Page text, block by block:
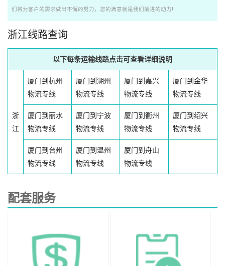
们将为客户的需求做出不懈的努力，您的满意就是我们前进的动力!
浙江线路查询
以下每条运输线路点击可查看详细说明
浙
江
厦门到杭州
物流专线
厦门到湖州
物流专线
厦门到嘉兴
物流专线
厦门到金华
物流专线
厦门到丽水
物流专线
厦门到宁波
物流专线
厦门到衢州
物流专线
厦门到绍兴
物流专线
厦门到台州
物流专线
厦门到温州
物流专线
厦门到舟山
物流专线
配套服务